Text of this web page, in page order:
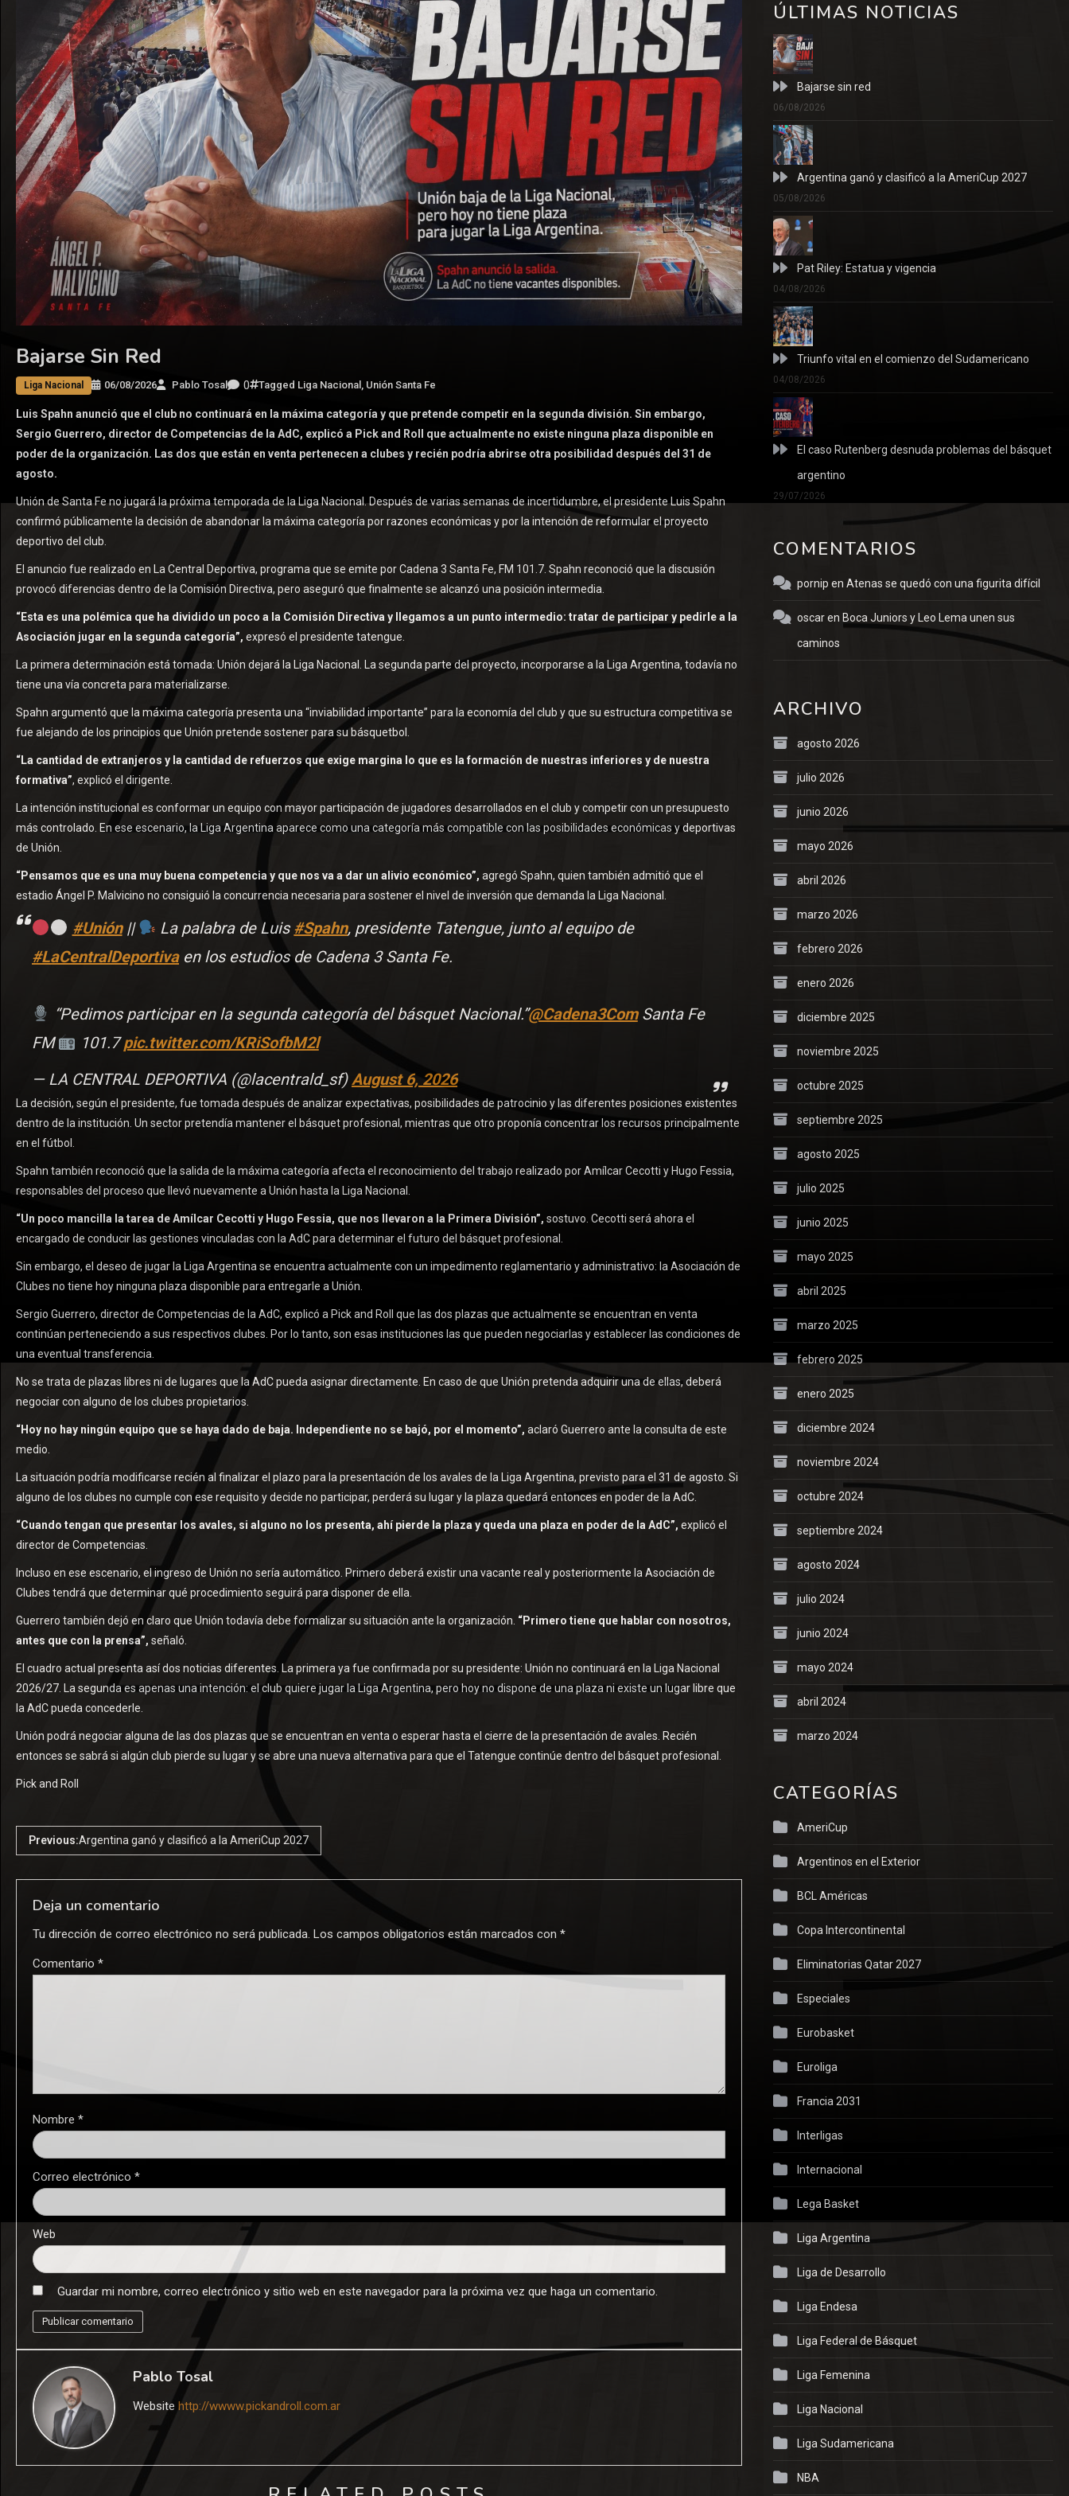
Bajarse Sin Red
Liga Nacional 06/08/2026 Pablo Tosal 0 Tagged Liga Nacional , Unión Santa Fe
Luis Spahn anunció que el club no continuará en la máxima categoría y que pretende competir en la segunda división. Sin embargo,
Sergio Guerrero, director de Competencias de la AdC, explicó a Pick and Roll que actualmente no existe ninguna plaza disponible en
poder de la organización. Las dos que están en venta pertenecen a clubes y recién podría abrirse otra posibilidad después del 31 de
agosto.
Unión de Santa Fe no jugará la próxima temporada de la Liga Nacional. Después de varias semanas de incertidumbre, el presidente Luis Spahn
confirmó públicamente la decisión de abandonar la máxima categoría por razones económicas y por la intención de reformular el proyecto
deportivo del club.
El anuncio fue realizado en La Central Deportiva, programa que se emite por Cadena 3 Santa Fe, FM 101.7. Spahn reconoció que la discusión
provocó diferencias dentro de la Comisión Directiva, pero aseguró que finalmente se alcanzó una posición intermedia.
“Esta es una polémica que ha dividido un poco a la Comisión Directiva y llegamos a un punto intermedio: tratar de participar y pedirle a la
Asociación jugar en la segunda categoría”, expresó el presidente tatengue.
La primera determinación está tomada: Unión dejará la Liga Nacional. La segunda parte del proyecto, incorporarse a la Liga Argentina, todavía no
tiene una vía concreta para materializarse.
Spahn argumentó que la máxima categoría presenta una “inviabilidad importante” para la economía del club y que su estructura competitiva se
fue alejando de los principios que Unión pretende sostener para su básquetbol.
“La cantidad de extranjeros y la cantidad de refuerzos que exige margina lo que es la formación de nuestras inferiores y de nuestra
formativa”, explicó el dirigente.
La intención institucional es conformar un equipo con mayor participación de jugadores desarrollados en el club y competir con un presupuesto
más controlado. En ese escenario, la Liga Argentina aparece como una categoría más compatible con las posibilidades económicas y deportivas
de Unión.
“Pensamos que es una muy buena competencia y que nos va a dar un alivio económico”, agregó Spahn, quien también admitió que el
estadio Ángel P. Malvicino no consiguió la concurrencia necesaria para sostener el nivel de inversión que demanda la Liga Nacional.
#Unión|| La palabra de Luis#Spahn, presidente Tatengue, junto al equipo de
#LaCentralDeportivaen los estudios de Cadena 3 Santa Fe.
“Pedimos participar en la segunda categoría del básquet Nacional.”@Cadena3ComSanta Fe
FM
101.7pic.twitter.com/KRiSofbM2l
— LA CENTRAL DEPORTIVA (@lacentrald_sf)August 6, 2026
La decisión, según el presidente, fue tomada después de analizar expectativas, posibilidades de patrocinio y las diferentes posiciones existentes
dentro de la institución. Un sector pretendía mantener el básquet profesional, mientras que otro proponía concentrar los recursos principalmente
en el fútbol.
Spahn también reconoció que la salida de la máxima categoría afecta el reconocimiento del trabajo realizado por Amílcar Cecotti y Hugo Fessia,
responsables del proceso que llevó nuevamente a Unión hasta la Liga Nacional.
“Un poco mancilla la tarea de Amílcar Cecotti y Hugo Fessia, que nos llevaron a la Primera División”, sostuvo. Cecotti será ahora el
encargado de conducir las gestiones vinculadas con la AdC para determinar el futuro del básquet profesional.
Sin embargo, el deseo de jugar la Liga Argentina se encuentra actualmente con un impedimento reglamentario y administrativo: la Asociación de
Clubes no tiene hoy ninguna plaza disponible para entregarle a Unión.
Sergio Guerrero, director de Competencias de la AdC, explicó a Pick and Roll que las dos plazas que actualmente se encuentran en venta
continúan perteneciendo a sus respectivos clubes. Por lo tanto, son esas instituciones las que pueden negociarlas y establecer las condiciones de
una eventual transferencia.
No se trata de plazas libres ni de lugares que la AdC pueda asignar directamente. En caso de que Unión pretenda adquirir una de ellas, deberá
negociar con alguno de los clubes propietarios.
“Hoy no hay ningún equipo que se haya dado de baja. Independiente no se bajó, por el momento”, aclaró Guerrero ante la consulta de este
medio.
La situación podría modificarse recién al finalizar el plazo para la presentación de los avales de la Liga Argentina, previsto para el 31 de agosto. Si
alguno de los clubes no cumple con ese requisito y decide no participar, perderá su lugar y la plaza quedará entonces en poder de la AdC.
“Cuando tengan que presentar los avales, si alguno no los presenta, ahí pierde la plaza y queda una plaza en poder de la AdC”, explicó el
director de Competencias.
Incluso en ese escenario, el ingreso de Unión no sería automático. Primero deberá existir una vacante real y posteriormente la Asociación de
Clubes tendrá que determinar qué procedimiento seguirá para disponer de ella.
Guerrero también dejó en claro que Unión todavía debe formalizar su situación ante la organización. “Primero tiene que hablar con nosotros,
antes que con la prensa”, señaló.
El cuadro actual presenta así dos noticias diferentes. La primera ya fue confirmada por su presidente: Unión no continuará en la Liga Nacional
2026/27. La segunda es apenas una intención: el club quiere jugar la Liga Argentina, pero hoy no dispone de una plaza ni existe un lugar libre que
la AdC pueda concederle.
Unión podrá negociar alguna de las dos plazas que se encuentran en venta o esperar hasta el cierre de la presentación de avales. Recién
entonces se sabrá si algún club pierde su lugar y se abre una nueva alternativa para que el Tatengue continúe dentro del básquet profesional.
Pick and Roll
Previous:Argentina ganó y clasificó a la AmeriCup 2027
Deja un comentario
Tu dirección de correo electrónico no será publicada. Los campos obligatorios están marcados con *
Comentario *
Nombre *
Correo electrónico *
Web
Guardar mi nombre, correo electrónico y sitio web en este navegador para la próxima vez que haga un comentario.
Pablo Tosal
Website http://wwww.pickandroll.com.ar
ÚLTIMAS NOTICIAS
Bajarse sin red
06/08/2026
Argentina ganó y clasificó a la AmeriCup 2027
05/08/2026
Pat Riley: Estatua y vigencia
04/08/2026
Triunfo vital en el comienzo del Sudamericano
04/08/2026
El caso Rutenberg desnuda problemas del básquet
argentino
29/07/2026
COMENTARIOS
pornip en Atenas se quedó con una figurita difícil
oscaren Boca Juniors y Leo Lema unen sus
caminos
ARCHIVO
agosto 2026
julio 2026
junio 2026
mayo 2026
abril 2026
marzo 2026
febrero 2026
enero 2026
diciembre 2025
noviembre 2025
octubre 2025
septiembre 2025
agosto 2025
julio 2025
junio 2025
mayo 2025
abril 2025
marzo 2025
febrero 2025
enero 2025
diciembre 2024
noviembre 2024
octubre 2024
septiembre 2024
agosto 2024
julio 2024
junio 2024
mayo 2024
abril 2024
marzo 2024
CATEGORÍAS
AmeriCup
Argentinos en el Exterior
BCL Américas
Copa Intercontinental
Eliminatorias Qatar 2027
Especiales
Eurobasket
Euroliga
Francia 2031
Interligas
Internacional
Lega Basket
Liga Argentina
Liga de Desarrollo
Liga Endesa
Liga Federal de Básquet
Liga Femenina
Liga Nacional
Liga Sudamericana
NBA